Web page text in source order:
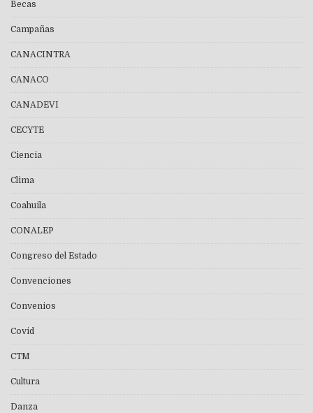
Becas
Campañas
CANACINTRA
CANACO
CANADEVI
CECYTE
Ciencia
Clima
Coahuila
CONALEP
Congreso del Estado
Convenciones
Convenios
Covid
CTM
Cultura
Danza